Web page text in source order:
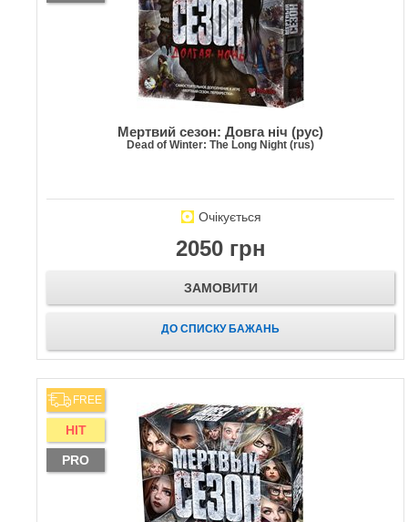
Мертвий сезон: Довга ніч (рус)
Dead of Winter: The Long Night (rus)
Очікується
2050 грн
ЗАМОВИТИ
ДО СПИСКУ БАЖАНЬ
FREE
HIT
PRO